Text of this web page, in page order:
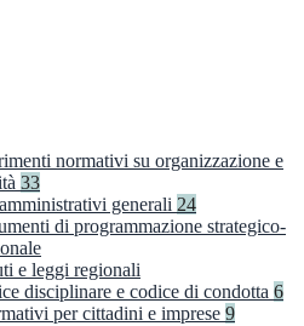
normativi su organizzazione e
33
generali 24
di programmazione strategico-
e leggi regionali
disciplinare e codice di condotta 6
per cittadini e imprese 9